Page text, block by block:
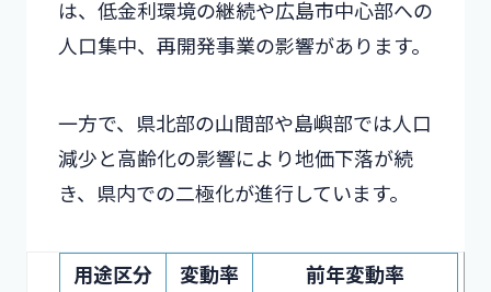
は、低金利環境の継続や広島市中心部への
人口集中、再開発事業の影響があります。
一方で、県北部の山間部や島嶼部では人口
減少と高齢化の影響により地価下落が続
き、県内での二極化が進行しています。
用途区分 変動率
前年変動率